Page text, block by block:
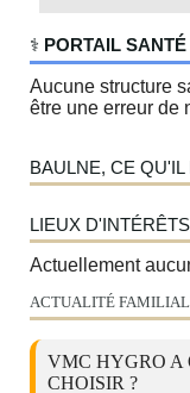
‍⚕️ PORTAIL
Aucune structure
être une erreur de
BAULNE, CE QU'IL
LIEUX
Actuellement
ACTUALITÉ
VMC HYGRO A
CHOISIR ?